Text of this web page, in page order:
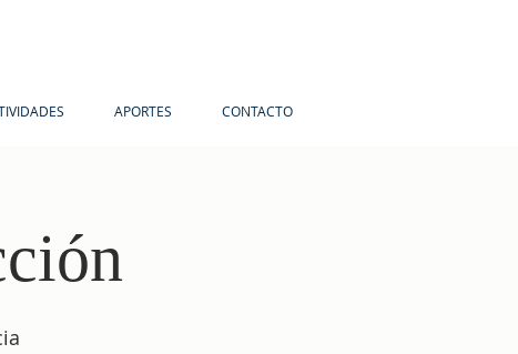
APORTES CONTACTO